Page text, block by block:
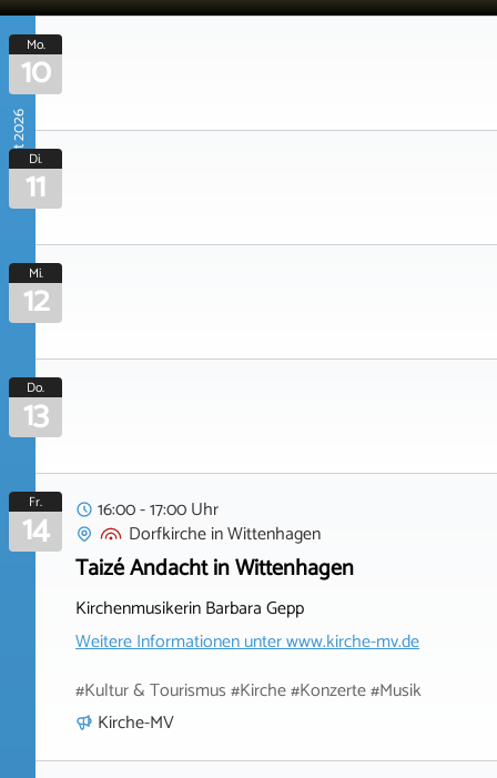
August 2026
Mo.
10
Di.
11
Mi.
12
Do.
13
Fr.
14
16:00 - 17:00 Uhr
DorfkircheinWittenhagen
Taizé Andacht in Wittenhagen
Kirchenmusikerin Barbara Gepp
Weitere Informationen unterwww.kirche-mv.de
#Kultur & Tourismus #Kirche #Konzerte #Musik
Kirche-MV